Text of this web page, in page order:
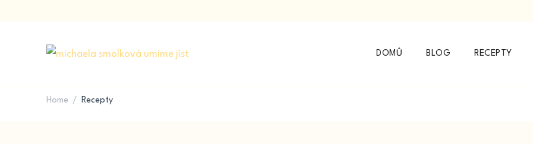
DOMŮ BLOG RECEPTY
Home / Recepty